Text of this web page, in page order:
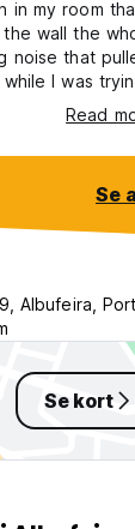
in my room
wall the
noise that
I was
telling me he’s
to
about this
place is very
locks on any
ones to the
and
street can
Do not stay
other
Read
Se
Albufeira,
Se kort